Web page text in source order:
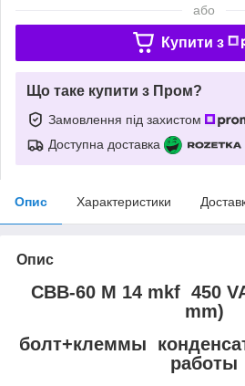
або
Купити з
Що таке купити з Пром?
Замовлення під захистом
Доступна доставка
Опис Характеристики
Опис
CBB-60 M 14 mkf 450
mm)
болт+клеммы
работы